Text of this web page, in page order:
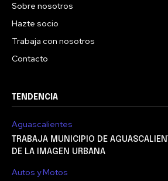
Sobre nosotros
Hazte socio
Trabaja con nosotros
Contacto
TENDENCIA
Aguascalientes
TRABAJA MUNICIPIO DE
DE LA IMAGEN URBANA
Autos y Motos